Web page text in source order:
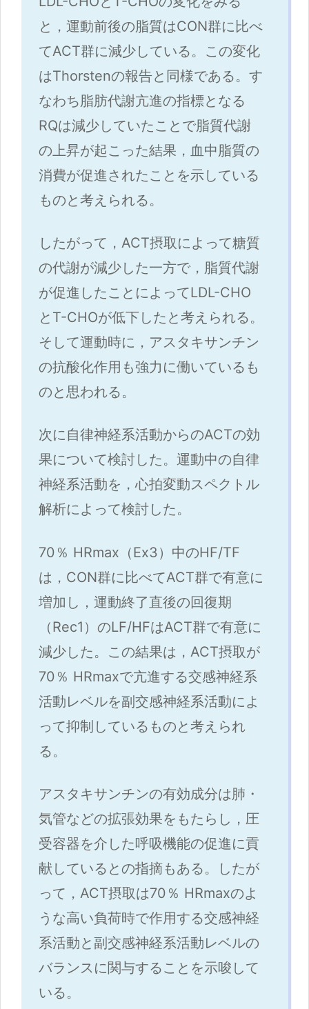
と，運動前後の脂質はCON群に比べ
てACT群に減少している。この変化
はThorstenの報告と同様である。す
なわち脂肪代謝亢進の指標となる
RQは減少していたことで脂質代謝
の上昇が起こった結果，血中脂質の
消費が促進されたことを示している
ものと考えられる。
したがって，ACT摂取によって糖質
の代謝が減少した一方で，脂質代謝
が促進したことによってLDL-CHO
とT-CHOが低下したと考えられる。
そして運動時に，アスタキサンチン
の抗酸化作用も強力に働いているも
のと思われる。
次に自律神経系活動からのACTの効
果について検討した。運動中の自律
神経系活動を，心拍変動スペクトル
解析によって検討した。
70％ HRmax（Ex3）中のHF/TF
は，CON群に比べてACT群で有意に
増加し，運動終了直後の回復期
（Rec1）のLF/HFはACT群で有意に
減少した。この結果は，ACT摂取が
70％ HRmaxで亢進する交感神経系
活動レベルを副交感神経系活動によ
って抑制しているものと考えられ
る。
アスタキサンチンの有効成分は肺・
気管などの拡張効果をもたらし，圧
受容器を介した呼吸機能の促進に貢
献しているとの指摘もある。したが
って，ACT摂取は70％ HRmaxのよ
うな高い負荷時で作用する交感神経
系活動と副交感神経系活動レベルの
バランスに関与することを示唆して
いる。